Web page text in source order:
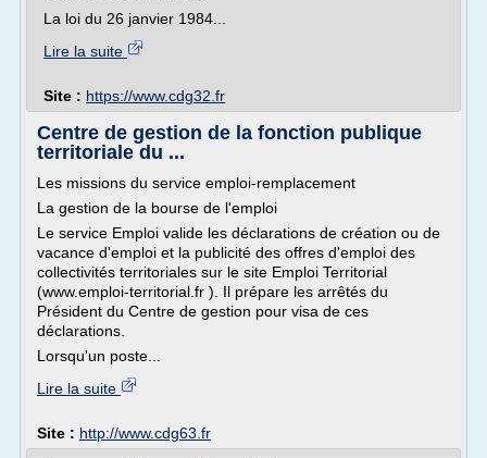
La loi du 26 janvier 1984...
Lire la suite
Site : https://www.cdg32.fr
Centre de gestion de la fonction publique
territoriale du ...
Les missions du service emploi-remplacement
La gestion de la bourse de l'emploi
Le service Emploi valide les déclarations de création ou de
vacance d'emploi et la publicité des offres d'emploi des
collectivités territoriales sur le site Emploi Territorial
(www.emploi-territorial.fr ). Il prépare les arrêtés du
Président du Centre de gestion pour visa de ces
déclarations.
Lorsqu'un poste...
Lire la suite
Site : http://www.cdg63.fr